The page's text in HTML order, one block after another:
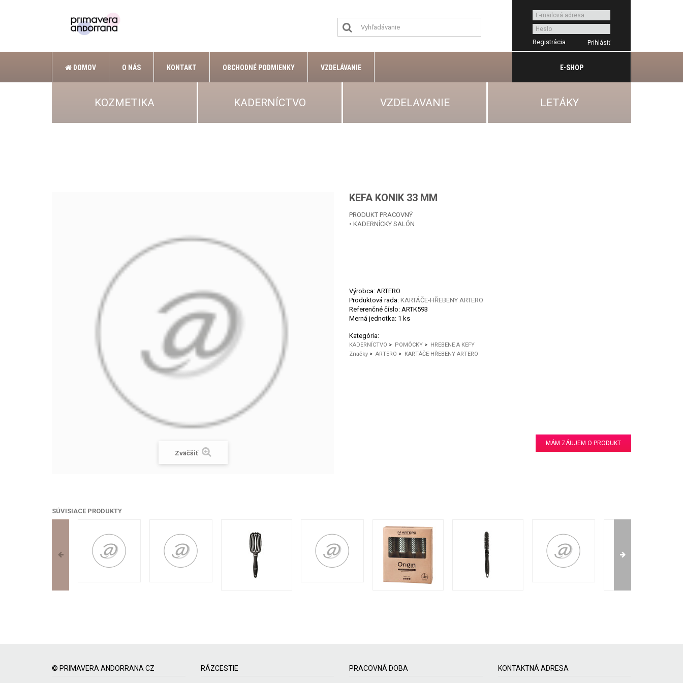
Registrácia
DOMOV O NÁS KONTAKT OBCHODNÉ PODMIENKY VZDELÁVANIE E-SHOP
KOZMETIKA KADERNÍCTVO VZDELAVANIE LETÁKY
Zväčšiť
KEFA KONIK 33 MM
PRODUKT PRACOVNÝ
• KADERNÍCKY SALÓN
Výrobca: ARTERO
Produktová rada: KARTÁČE-HŘEBENY ARTERO
Referenčné číslo: ARTK593
Merná jednotka: 1 ks
Kategória:
KADERNÍCTVO > POMÔCKY > HREBENE A KEFY
Značky > ARTERO > KARTÁČE-HŘEBENY ARTERO
MÁM ZÁUJEM O PRODUKT
SÚVISIACE PRODUKTY
© PRIMAVERA ANDORRANA CZ RÁZCESTIE PRACOVNÁ DOBA KONTAKTNÁ ADRESA